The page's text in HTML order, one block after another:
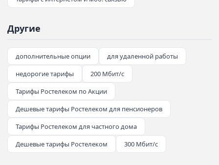
Другие
дополнительные опции
для удаленной работы
недорогие тарифы
200 Мбит/с
Тарифы Ростелеком по Акции
Дешевые тарифы Ростелеком для пенсионеров
Тарифы Ростелеком для частного дома
Дешевые тарифы Ростелеком
300 Мбит/с